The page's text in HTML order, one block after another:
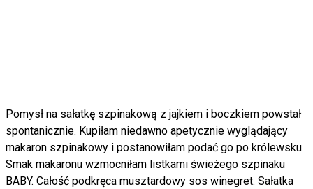
Pomysł na sałatkę szpinakową z jajkiem i boczkiem powstał
spontanicznie. Kupiłam niedawno apetycznie wyglądający
makaron szpinakowy i postanowiłam podać go po królewsku.
Smak makaronu wzmocniłam listkami świeżego szpinaku
BABY. Całość podkręca musztardowy sos winegret. Sałatka